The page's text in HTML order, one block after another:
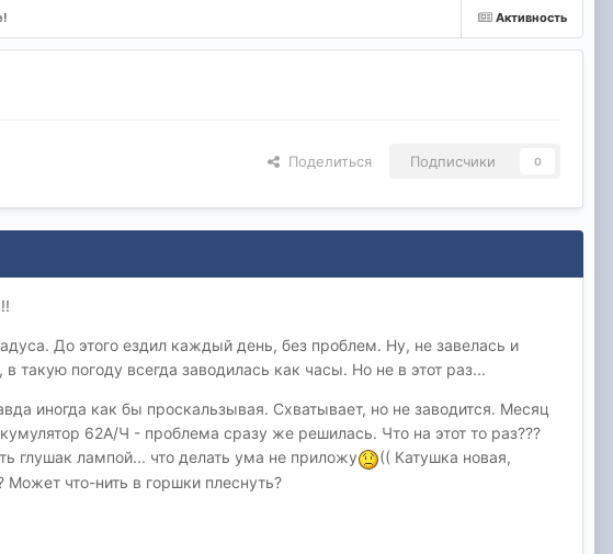
Активность
Поделиться Подписчики 0
До этого ездил каждый день, без проблем. Ну, не завелась и
погоду всегда заводилась как часы. Но не в этот раз...
иногда как бы проскальзывая. Схватывает, но не заводится. Месяц
62А/Ч - проблема сразу же решилась. Что на этот то раз???
глушак лампой... что делать ума не приложу
(( Катушка новая,
Может что-нить в горшки плеснуть?